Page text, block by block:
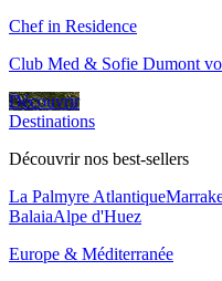
Chef in Residence
Club Med & Sofie Dumont
Découvrir
Destinations
Découvrir nos best-sellers
La Palmyre Atlantique
BalaiaAlpe d'Huez
Europe & Méditerranée